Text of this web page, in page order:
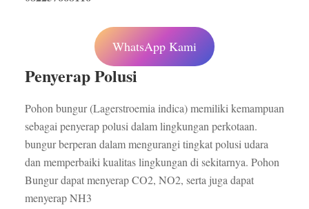
WhatsApp Kami
Penyerap Polusi
Pohon bungur (Lagerstroemia indica) memiliki kemampuan
sebagai penyerap polusi dalam lingkungan perkotaan.
bungur berperan dalam mengurangi tingkat polusi udara
dan memperbaiki kualitas lingkungan di sekitarnya. Pohon
Bungur dapat menyerap CO2, NO2, serta juga dapat
menyerap NH3